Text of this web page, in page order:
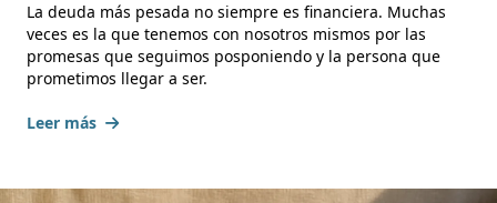
La deuda más pesada no siempre es financiera. Muchas
veces es la que tenemos con nosotros mismos por las
promesas que seguimos posponiendo y la persona que
prometimos llegar a ser.
Leer más